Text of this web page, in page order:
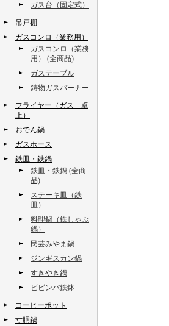
ガス台（固定式）
吊戸棚
ガスコンロ（業務用）
ガスコンロ（業務
用） (全商品)
ガステーブル
鋳物ガスバーナー
フライヤー（ガス 卓
上）
おでん鍋
ガスホース
鉄皿・鉄鍋
鉄皿・鉄鍋 (全商
品)
ステーキ皿（鉄
皿）
料理鍋（鉄しゃぶ
鍋）
民芸みやま鍋
ジンギスカン鍋
すきやき鍋
ビビンバ鉄鉢
コーヒーポット
寸胴鍋